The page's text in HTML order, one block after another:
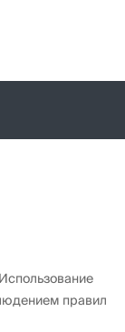
правил